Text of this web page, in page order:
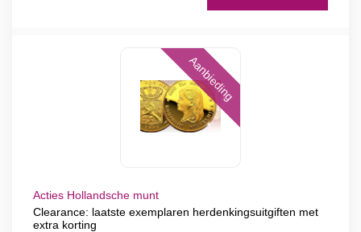
Aanbieding
Acties Hollandsche munt
Clearance: laatste exemplaren herdenkingsuitgiften met
extra korting